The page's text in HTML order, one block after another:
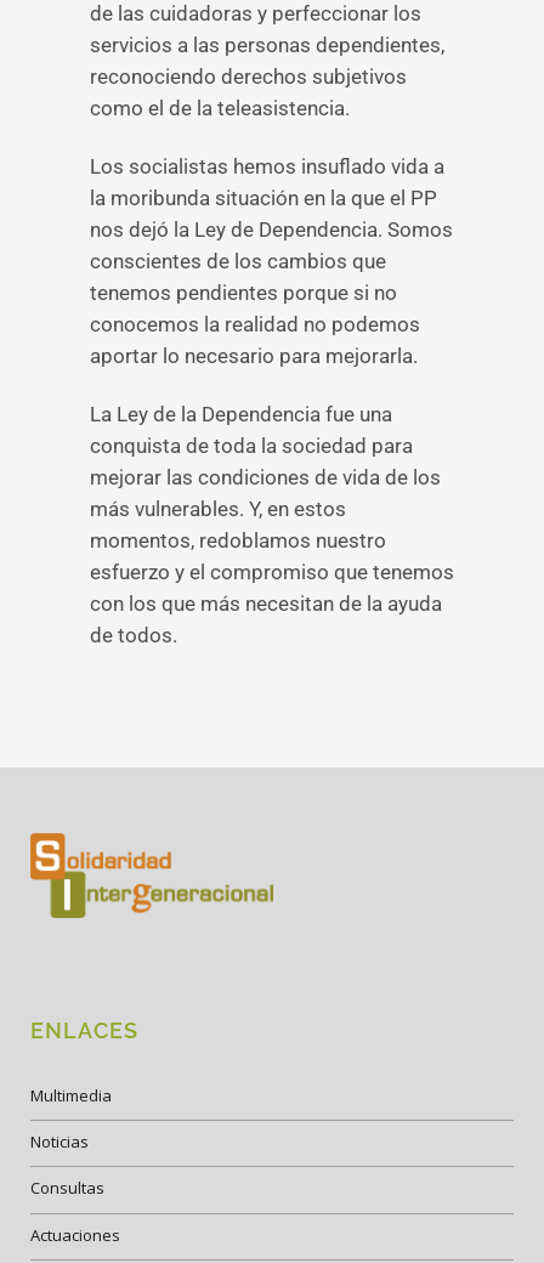
de las cuidadoras y perfeccionar los
servicios a las personas dependientes,
reconociendo derechos subjetivos
como el de la teleasistencia.
Los socialistas hemos insuflado vida a
la moribunda situación en la que el PP
nos dejó la Ley de Dependencia. Somos
conscientes de los cambios que
tenemos pendientes porque si no
conocemos la realidad no podemos
aportar lo necesario para mejorarla.
La Ley de la Dependencia fue una
conquista de toda la sociedad para
mejorar las condiciones de vida de los
más vulnerables. Y, en estos
momentos, redoblamos nuestro
esfuerzo y el compromiso que tenemos
con los que más necesitan de la ayuda
de todos.
ENLACES
Multimedia
Noticias
Consultas
Actuaciones